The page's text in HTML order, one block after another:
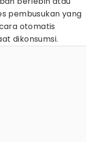
pembusukan yang
otomatis
dikonsumsi.